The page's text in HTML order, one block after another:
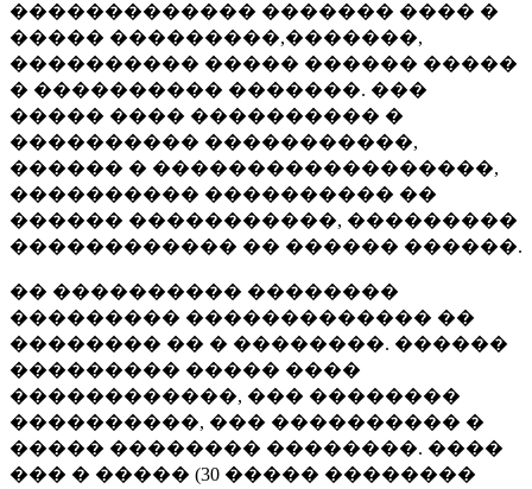
������������� ������� ���� �
����� ���������,�������,
���������� ����� ������ �����
� ���������� �������. ���
����� ���� ���������� �
���������� �����������,
������ � ������������������,
���������� ���������� ��
������ �����������, ���������
������������ �� ������ ������.
�� ���������� ��������
��������� ������������� ��
�������� �� � ��������. ������
��������� ����� ����
������������, ��� ��������
����������, ��� ���������� �
����� �������� ��������. ����
��� � ����� (30 ����� ��������